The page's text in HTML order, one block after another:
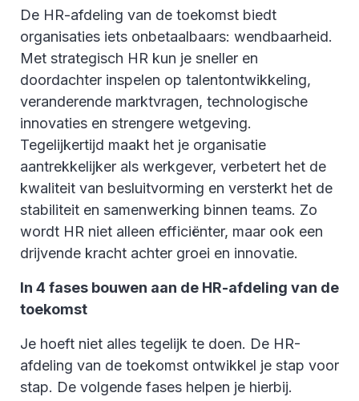
De HR-afdeling van de toekomst biedt
organisaties iets onbetaalbaars: wendbaarheid.
Met strategisch HR kun je sneller en
doordachter inspelen op talentontwikkeling,
veranderende marktvragen, technologische
innovaties en strengere wetgeving.
Tegelijkertijd maakt het je organisatie
aantrekkelijker als werkgever, verbetert het de
kwaliteit van besluitvorming en versterkt het de
stabiliteit en samenwerking binnen teams. Zo
wordt HR niet alleen efficiënter, maar ook een
drijvende kracht achter groei en innovatie.
In 4 fases bouwen aan de HR-afdeling van de
toekomst
Je hoeft niet alles tegelijk te doen. De HR-
afdeling van de toekomst ontwikkel je stap voor
stap. De volgende fases helpen je hierbij.